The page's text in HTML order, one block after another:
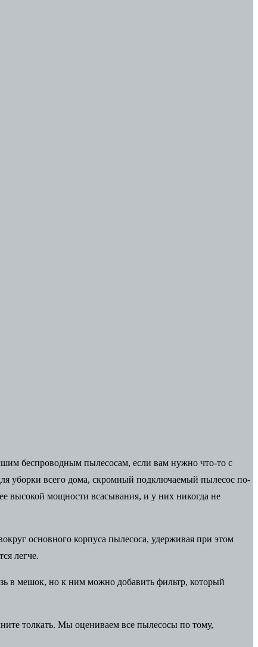
беспроводным пылесосам, если вам нужно что-то с
уборки всего дома, скромный подключаемый пылесос по-
высокой мощности всасывания, и у них никогда не
основного корпуса пылесоса, удерживая при этом
легче.
в мешок, но к ним можно добавить фильтр, который
толкать. Мы оцениваем все пылесосы по тому,